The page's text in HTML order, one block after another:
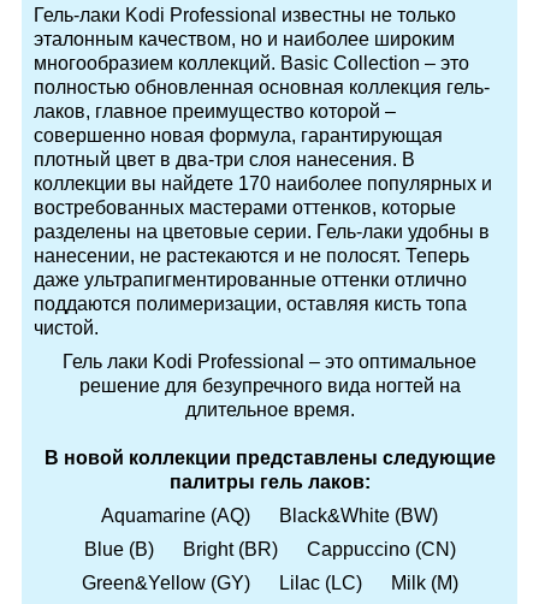
Гель-лаки Kodi Professional известны не только
эталонным качеством, но и наиболее широким
многообразием коллекций. Basic Collection – это
полностью обновленная основная коллекция гель-
лаков, главное преимущество которой –
совершенно новая формула, гарантирующая
плотный цвет в два-три слоя нанесения. В
коллекции вы найдете 170 наиболее популярных и
востребованных мастерами оттенков, которые
разделены на цветовые серии. Гель-лаки удобны в
нанесении, не растекаются и не полосят. Теперь
даже ультрапигментированные оттенки отлично
поддаются полимеризации, оставляя кисть топа
чистой.
Гель лаки Kodi Professional – это оптимальное
решение для безупречного вида ногтей на
длительное время.
В новой коллекции представлены следующие
палитры гель лаков:
Aquamarine (AQ) Black&White (BW)
Blue (B) Bright (BR) Cappuccino (CN)
Green&Yellow (GY) Lilac (LC) Milk (M)